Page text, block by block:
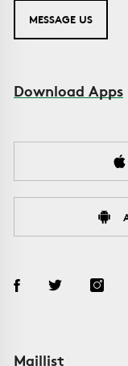
MESSAGE US
Download Apps
Maillist